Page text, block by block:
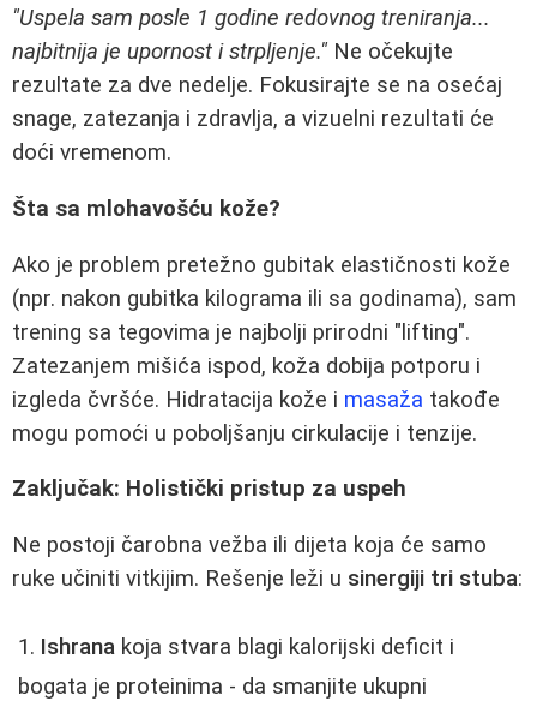
"Uspela sam posle 1 godine redovnog treniranja...
najbitnija je upornost i strpljenje." Ne očekujte
rezultate za dve nedelje. Fokusirajte se na osećaj
snage, zatezanja i zdravlja, a vizuelni rezultati će
doći vremenom.
Šta sa mlohavošću kože?
Ako je problem pretežno gubitak elastičnosti kože
(npr. nakon gubitka kilograma ili sa godinama), sam
trening sa tegovima je najbolji prirodni "lifting".
Zatezanjem mišića ispod, koža dobija potporu i
izgleda čvršće. Hidratacija kože i masaža takođe
mogu pomoći u poboljšanju cirkulacije i tenzije.
Zaključak: Holistički pristup za uspeh
Ne postoji čarobna vežba ili dijeta koja će samo
ruke učiniti vitkijim. Rešenje leži u sinergiji tri stuba:
Ishrana koja stvara blagi kalorijski deficit i
bogata je proteinima - da smanjite ukupni